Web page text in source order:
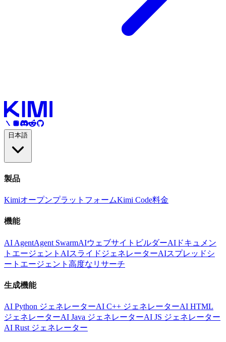
日本語
製品
KimiオープンプラットフォームKimi Code料金
機能
AI AgentAgent SwarmAIウェブサイトビルダーAIドキュメン
トエージェント AIスライドジェネレーターAIスプレッドシ
ートエージェント 高度なリサーチ
生成機能
AI Python ジェネレーターAI C++ ジェネレーターAI HTML
ジェネレーターAI Java ジェネレーターAI JS ジェネレーター
AI Rust ジェネレーター